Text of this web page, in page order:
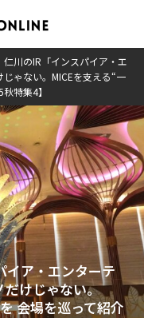
仁川のIR「インスパイア・エ
ゃない。MICEを支える“一
特集4】
イア・エンターテ
だけじゃない。
会場を巡って紹介